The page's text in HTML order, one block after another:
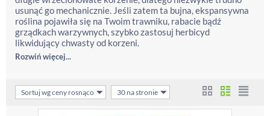
usunąć go mechanicznie. Jeśli zatem ta bujna, ekspansywna
roślina pojawiła się na Twoim trawniku, rabacie bądź
grządkach warzywnych, szybko zastosuj herbicyd
likwidujący chwasty od korzeni.
Rozwiń więcej...
Sortuj wg ceny rosnąco 30 na stronie